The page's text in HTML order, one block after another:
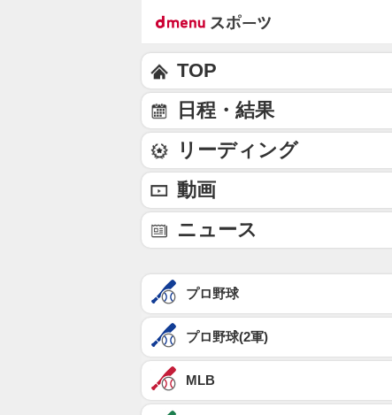
TOP
日程・結果
リーディング
動画
ニュース
プロ野球
プロ野球(2軍)
MLB